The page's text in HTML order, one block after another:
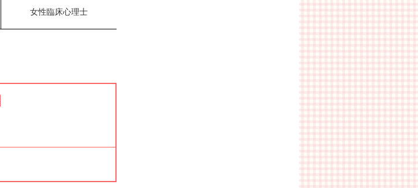
女性臨床心理士